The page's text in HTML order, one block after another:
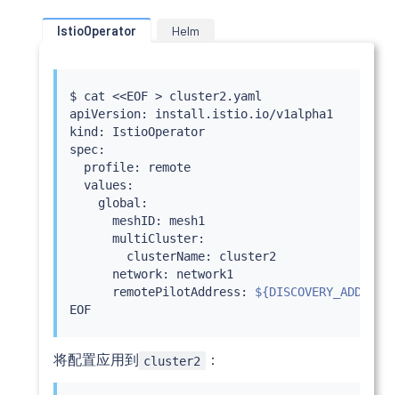
IstioOperator Helm
$ cat <<EOF > cluster2.yaml
apiVersion: install.istio.io/v1alpha1
kind: IstioOperator
spec:
  profile: remote
  values:
    global:
      meshID: mesh1
      multiCluster:
        clusterName: cluster2
      network: network1
      remotePilotAddress:
${DISCOVERY_ADDRESS}
EOF
将配置应用到 cluster2 ：